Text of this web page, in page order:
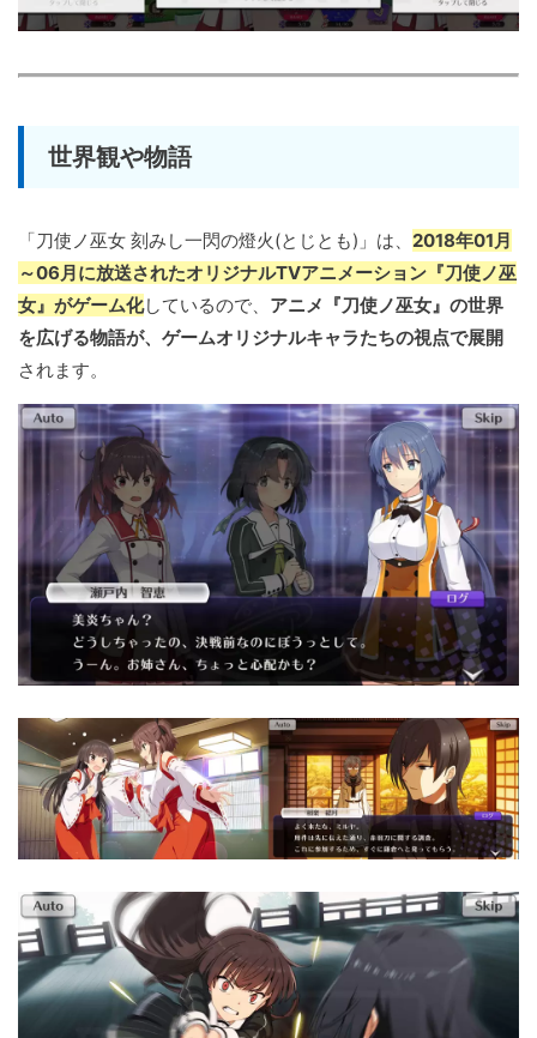
世界観や物語
「刀使ノ巫女 刻みし一閃の燈火(とじとも)」は、 2018年01月
～06月に放送されたオリジナルTVアニメーション『刀使ノ巫
女』がゲーム化しているので、 アニメ『刀使ノ巫女』の世界
を広げる物語が、ゲームオリジナルキャラたちの視点で展開
されます。